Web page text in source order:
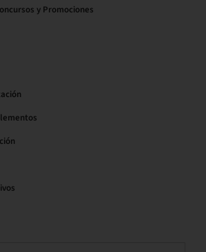
y Promociones